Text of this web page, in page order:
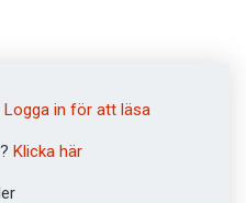
Logga in för att läsa
Klicka här